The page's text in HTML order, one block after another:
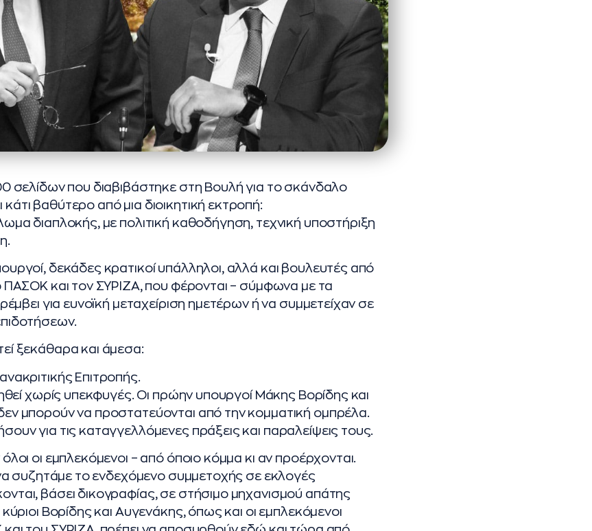
σελίδων που διαβιβάστηκε στη Βουλή για το σκάνδαλο
βαθύτερο από μια διοικητική εκτροπή:
διαπλοκής, με πολιτική καθοδήγηση, τεχνική υποστήριξη
δεκάδες κρατικοί υπάλληλοι, αλλά και βουλευτές από
ΠΑΣΟΚ και τον ΣΥΡΙΖΑ, που φέρονται – σύμφωνα με τα
για ευνοϊκή μεταχείριση ημετέρων ή να συμμετείχαν σε
ξεκάθαρα και άμεσα:
Επιτροπής.
χωρίς υπεκφυγές. Οι πρώην υπουργοί Μάκης Βορίδης και
μπορούν να προστατεύονται από την κομματική ομπρέλα.
για τις καταγγελλόμενες πράξεις και παραλείψεις τους.
οι εμπλεκόμενοι – από όποιο κόμμα κι αν προέρχονται.
να συζητάμε το ενδεχόμενο συμμετοχής σε εκλογές
βάσει δικογραφίας, σε στήσιμο μηχανισμού απάτης
Βορίδης και Αυγενάκης, όπως και οι εμπλεκόμενοι